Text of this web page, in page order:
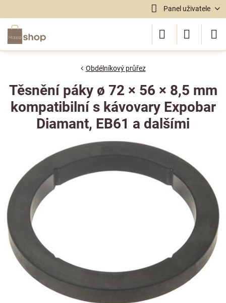
Panel uživatele
Obdélníkový průřez
Těsnění páky ø 72 × 56 × 8,5 mm
kompatibilní s kávovary Expobar
Diamant, EB61 a dalšími